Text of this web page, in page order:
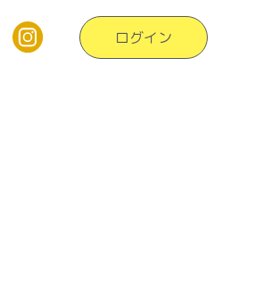
ログイン